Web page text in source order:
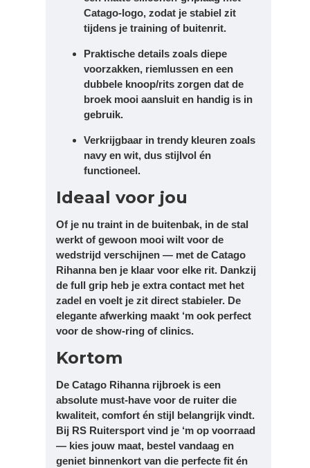
Catago-logo, zodat je stabiel zit
tijdens je training of buitenrit.
Praktische details zoals diepe
voorzakken, riemlussen en een
dubbele knoop/rits zorgen dat de
broek mooi aansluit en handig is in
gebruik.
Verkrijgbaar in trendy kleuren zoals
navy en wit, dus stijlvol én
functioneel.
Ideaal voor jou
Of je nu traint in de buitenbak, in de stal
werkt of gewoon mooi wilt voor de
wedstrijd verschijnen — met de Catago
Rihanna ben je klaar voor elke rit. Dankzij
de full grip heb je extra contact met het
zadel en voelt je zit direct stabieler. De
elegante afwerking maakt ‘m ook perfect
voor de show-ring of clinics.
Kortom
De Catago Rihanna rijbroek is een
absolute must-have voor de ruiter die
kwaliteit, comfort én stijl belangrijk vindt.
Bij RS Ruitersport vind je ‘m op voorraad
— kies jouw maat, bestel vandaag en
geniet binnenkort van die perfecte fit én